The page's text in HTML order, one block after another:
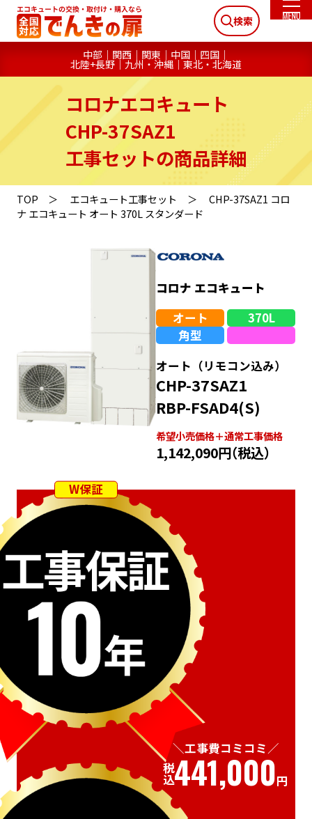
検索
中部 関西 関東 中国 四国
北陸+長野 九州・沖縄 東北・北海道
コロナエコキュート
CHP-37SAZ1
工事セットの商品詳細
TOP エコキュート工事セット
CHP-37SAZ1 コロ
ナ エコキュート オート 370L スタンダード
コロナ エコキュート
オート
370L
角型
オート（リモコン込み）
CHP-37SAZ1
RBP-FSAD4(S)
希望⼩売価格＋通常⼯事価格
1,142,090円（税込）
W保証
工事費コミコミ
税込441,000円